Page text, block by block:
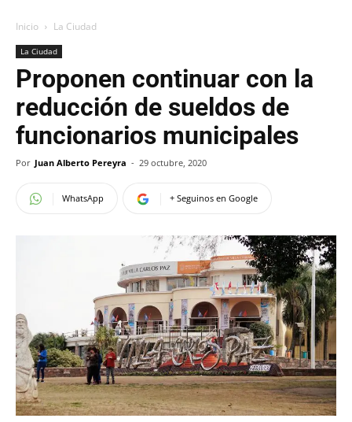
Inicio La Ciudad
La Ciudad
Proponen continuar con la
reducción de sueldos de
funcionarios municipales
Por Juan Alberto Pereyra - 29 octubre, 2020
WhatsApp + Seguinos en Google